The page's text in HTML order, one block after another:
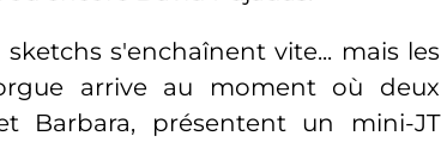
s'enchaînent vite... mais les
arrive au moment où deux
Barbara, présentent un mini-JT